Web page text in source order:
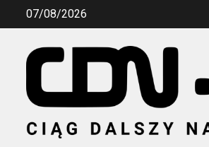
Przejdź07/08/2026